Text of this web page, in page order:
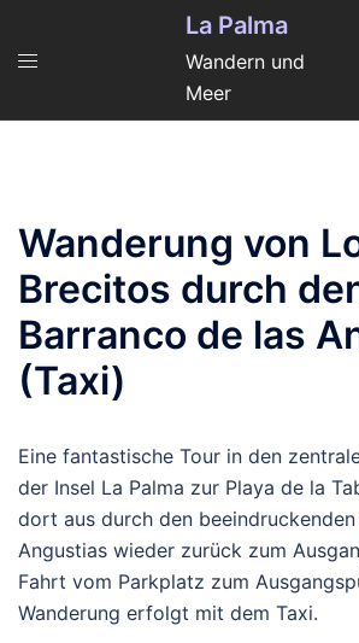
La Palma
Wandern und
Meer
Wanderung von
Brecitos durch
Barranco de las
(Taxi)
Eine fantastische Tour in den
der Insel La Palma zur Playa de la
dort aus durch den
Angustias wieder zurück zum
Fahrt vom Parkplatz zum
Wanderung erfolgt mit dem Taxi.